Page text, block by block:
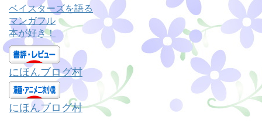
リ
ー
ベイスターズを語る
マンガフル
本が好き！
にほんブログ村
にほんブログ村